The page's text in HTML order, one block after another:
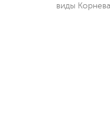
виды